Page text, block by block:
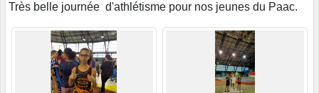
Très belle journée d'athlétisme pour nos jeunes du Paac.